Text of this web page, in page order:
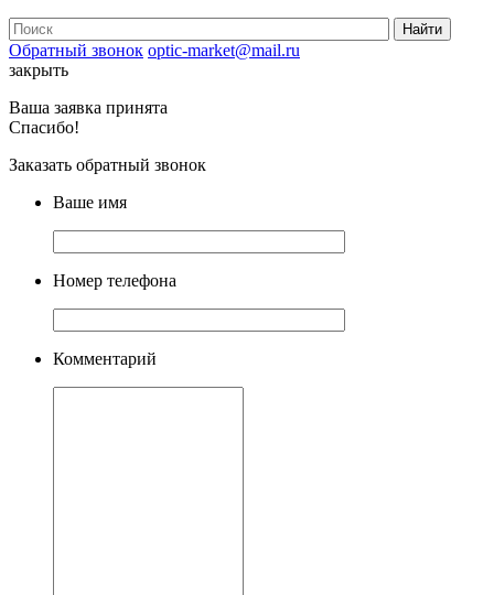
Обратный звонок optic-market@mail.ru
закрыть
Ваша заявка принята
Спасибо!
Заказать обратный звонок
Ваше имя
Номер телефона
Комментарий